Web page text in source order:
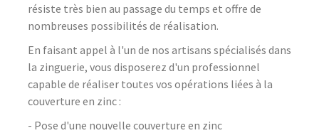
résiste très bien au passage du temps et offre de
nombreuses possibilités de réalisation.
En faisant appel à l'un de nos artisans spécialisés dans
la zinguerie, vous disposerez d'un professionnel
capable de réaliser toutes vos opérations liées à la
couverture en zinc :
- Pose d'une nouvelle couverture en zinc